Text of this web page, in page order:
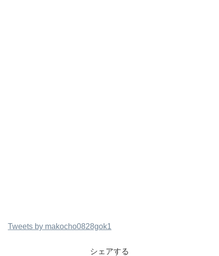
Tweets by makocho0828gok1
シェアする